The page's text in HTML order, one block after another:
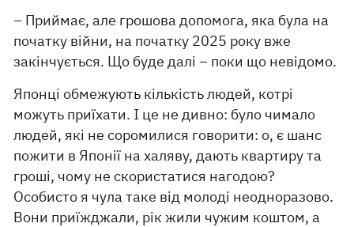
– Приймає, але грошова допомога, яка була на
початку війни, на початку 2025 року вже
закінчується. Що буде далі – поки що невідомо.
Японці обмежують кількість людей, котрі
можуть приїхати. І це не дивно: було чимало
людей, які не соромилися говорити: о, є шанс
пожити в Японії на халяву, дають квартиру та
гроші, чому не скористатися нагодою?
Особисто я чула таке від молоді неодноразово.
Вони приїжджали, рік жили чужим коштом, а